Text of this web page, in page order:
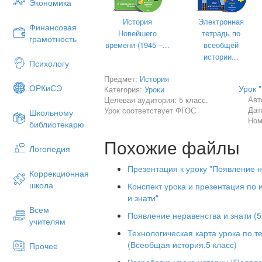
Экономика
Финансовая
грамотность
Психологу
ОРКиСЭ
Школьному
библиотекарю
Логопедия
Коррекционная
школа
Всем
учителям
Прочее
(Вывод: в соседской общине
Тема сегодняшнего урока:
Почему же изменилась жизнь
пришла соседская, появилось
На этот вопрос мы должны найти
III. Повторение
Давайте вспомним, чем занимались
10 тысяч лет назад. (Земледелием,
изготовлением глиняной посуды,
Из какого занятия возникло
Из какого занятия возникло
Вывод:обработка земли была делом
рода.
IV. Изучение нового материала
Учебные вопросы:
История
Новейшего
времени (1945 –...
Электронная
тетрадь по
всеобщей
истории...
Предмет: История
Категория:Уроки
Целевая аудитория: 5 класс.
Урок соответствует ФГОС
Урок
Похожие файлы
Презентация к уроку "Появление
Конспект урока и презентация
и знати"
Появление неравенства и знати
Технологическая карта урока по
(Всеобщая история,5 класс)